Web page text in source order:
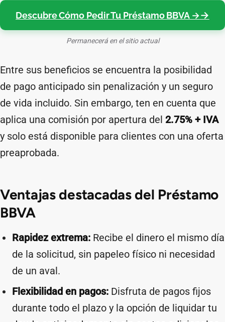
Descubre Cómo Pedir Tu Préstamo BBVA →
Permanecerá en el sitio actual
Entre sus beneficios se encuentra la posibilidad
de pago anticipado sin penalización y un seguro
de vida incluido. Sin embargo, ten en cuenta que
aplica una comisión por apertura del 2.75% + IVA
y solo está disponible para clientes con una oferta
preaprobada.
Ventajas destacadas del Préstamo
BBVA
Rapidez extrema: Recibe el dinero el mismo día
de la solicitud, sin papeleo físico ni necesidad
de un aval.
Flexibilidad en pagos: Disfruta de pagos fijos
durante todo el plazo y la opción de liquidar tu